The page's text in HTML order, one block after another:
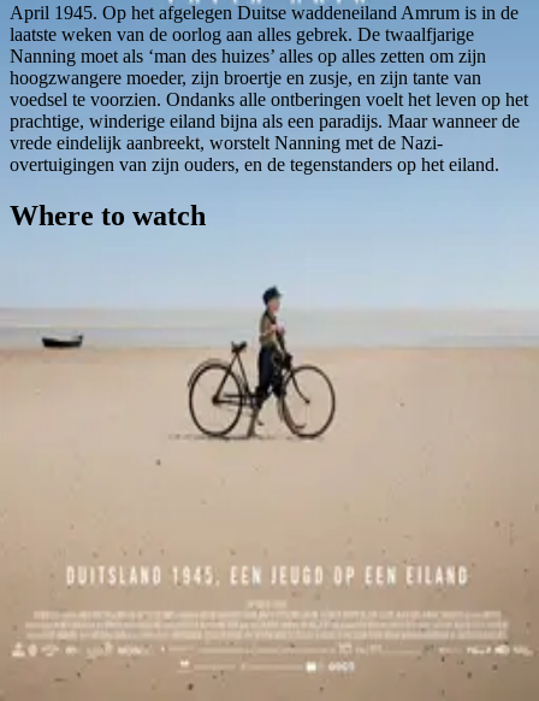
April 1945. Op het afgelegen Duitse waddeneiland Amrum is in de
laatste weken van de oorlog aan alles gebrek. De twaalfjarige
Nanning moet als ‘man des huizes’ alles op alles zetten om zijn
hoogzwangere moeder, zijn broertje en zusje, en zijn tante van
voedsel te voorzien. Ondanks alle ontberingen voelt het leven op het
prachtige, winderige eiland bijna als een paradijs. Maar wanneer de
vrede eindelijk aanbreekt, worstelt Nanning met de Nazi-
overtuigingen van zijn ouders, en de tegenstanders op het eiland.
Where to watch
©2026 Byoscoop·a product of Boydroid B.V.